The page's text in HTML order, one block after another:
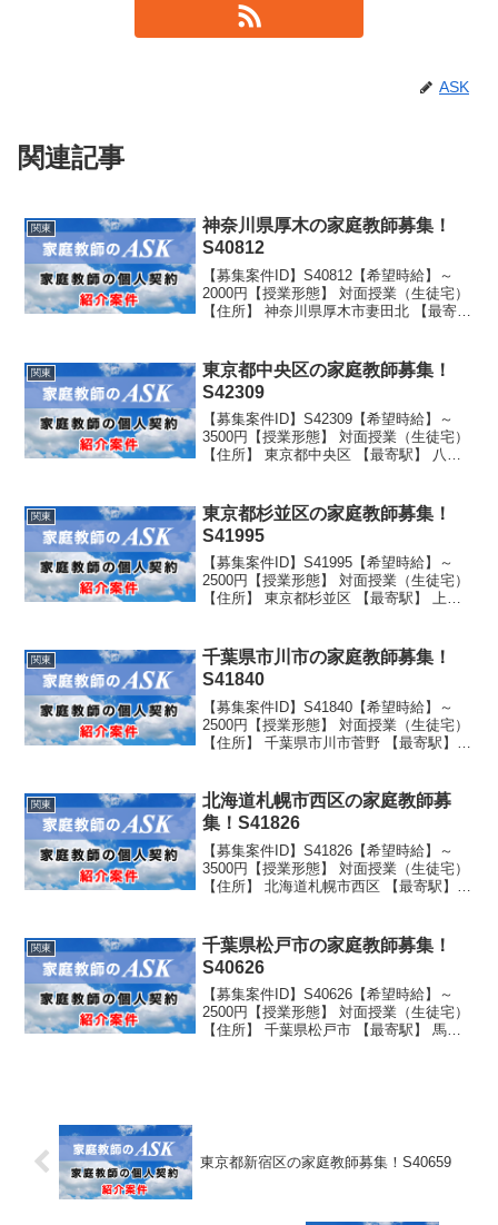
ASK
関連記事
関東
神奈川県厚木の家庭教師募集！
S40812
【募集案件ID】S40812【希望時給】～
2000円【授業形態】 対面授業（生徒宅）
【住所】 神奈川県厚木市妻田北 【最寄
学年】 学校名：公立学年：中学2年...
関東
東京都中央区の家庭教師募集！
S42309
【募集案件ID】S42309【希望時給】～
3500円【授業形態】 対面授業（生徒宅）
【住所】 東京都中央区 【最寄駅】 八丁
関東
東京都杉並区の家庭教師募集！
S41995
【募集案件ID】S41995【希望時給】～
2500円【授業形態】 対面授業（生徒宅）
【住所】 東京都杉並区 【最寄駅】 上井
関東
千葉県市川市の家庭教師募集！
S41840
【募集案件ID】S41840【希望時給】～
2500円【授業形態】 対面授業（生徒宅）
【住所】 千葉県市川市菅野 【最寄駅】
年：小学5年生
関東
北海道札幌市西区の家庭教師募
集！S41826
【募集案件ID】S41826【希望時給】～
3500円【授業形態】 対面授業（生徒宅）
【住所】 北海道札幌市西区 【最寄駅】
学校名：公立 学年：小学6年生
関東
千葉県松戸市の家庭教師募集！
S40626
【募集案件ID】S40626【希望時給】～
2500円【授業形態】 対面授業（生徒宅）
【住所】 千葉県松戸市 【最寄駅】 馬橋
東京都新宿区の家庭教師募集！S40659